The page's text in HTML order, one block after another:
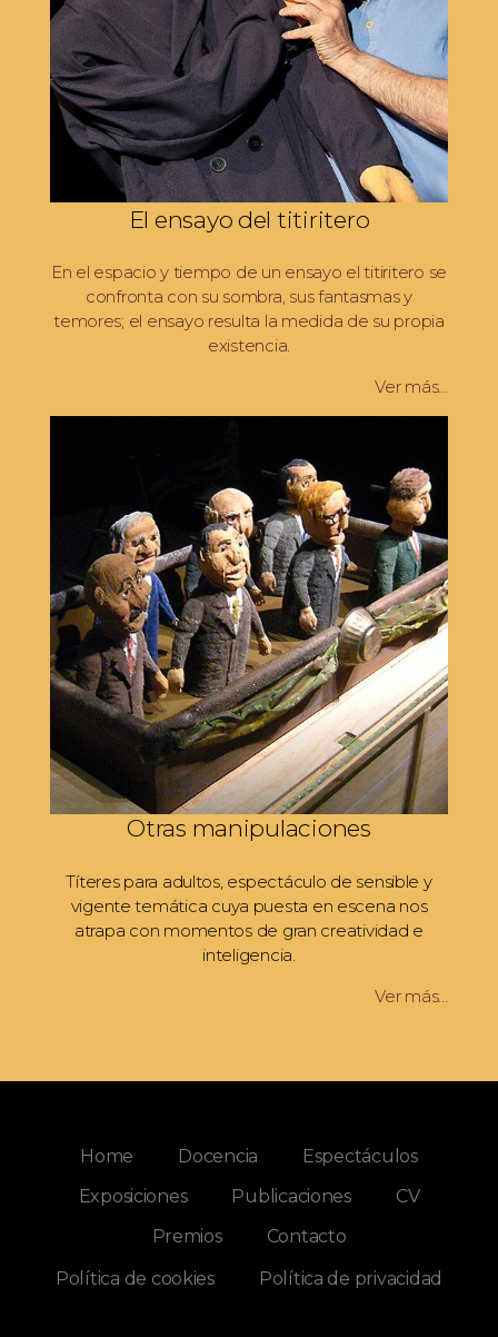
El ensayo del titiritero
En el espacio y tiempo de un ensayo el titiritero se
confronta con su sombra, sus fantasmas y
temores; el ensayo resulta la medida de su propia
existencia.
Ver más…
Otras manipulaciones
Títeres para adultos, espectáculo de sensible y
vigente temática cuya puesta en escena nos
atrapa con momentos de gran creatividad e
inteligencia.
Ver más…
Home Docencia
Espectáculos
Exposiciones
Publicaciones
CV
Premios
Contacto
Política de cookies
Política de privacidad